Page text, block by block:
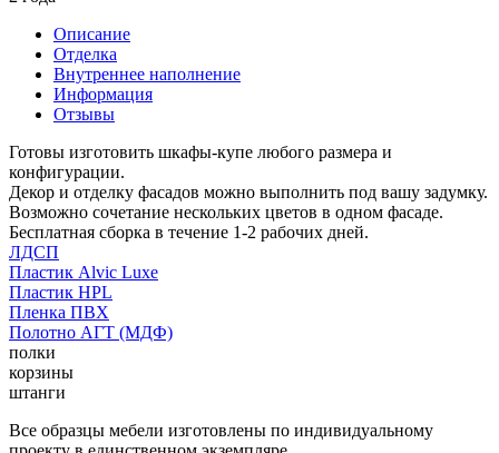
Описание
Отделка
Внутреннее наполнение
Информация
Отзывы
Готовы изготовить шкафы-купе любого размера и
конфигурации.
Декор и отделку фасадов можно выполнить под вашу задумку.
Возможно сочетание нескольких цветов в одном фасаде.
Бесплатная сборка в течение 1-2 рабочих дней.
ЛДСП
Пластик Alvic Luxe
Пластик HPL
Пленка ПВХ
Полотно АГТ (МДФ)
полки
корзины
штанги
Все образцы мебели изготовлены по индивидуальному